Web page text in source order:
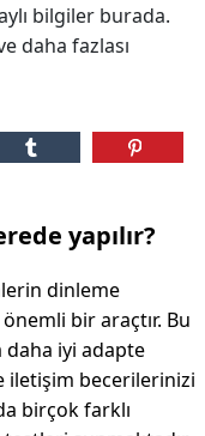
bilgiler burada.
daha fazlası
yapılır?
dinleme
bir araçtır. Bu
iyi adapte
iletişim becerilerinizi
birçok farklı